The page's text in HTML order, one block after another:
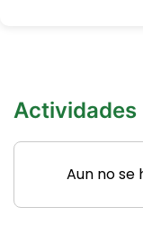
Actividades
Aun no se